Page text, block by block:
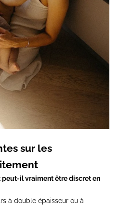
sur les
il vraiment être discret en
à double épaisseur ou à